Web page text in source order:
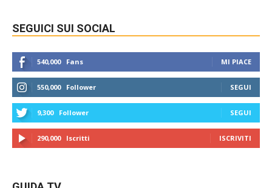
SEGUICI SUI SOCIAL
540,000 Fans MI PIACE
550,000 Follower SEGUI
9,300 Follower SEGUI
290,000 Iscritti ISCRIVITI